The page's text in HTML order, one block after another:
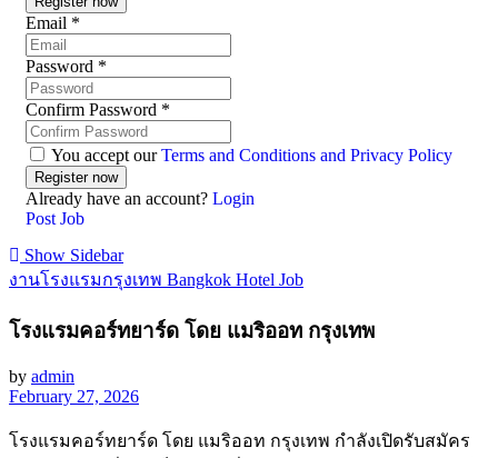
Email *
Password *
Confirm Password *
You accept ourTerms and Conditions and Privacy Policy
Already have an account? Login
Post Job
Show Sidebar
งานโรงแรมกรุงเทพ Bangkok Hotel Job
โรงแรมคอร์ทยาร์ด โดย แมริออท กรุงเทพ
by admin
February 27, 2026
โรงแรมคอร์ทยาร์ด โดย แมริออท กรุงเทพ กำลังเปิดรับสมัคร